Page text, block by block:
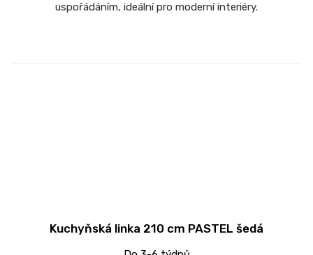
uspořádáním, ideální pro moderní interiéry.
Kuchyňská linka 210 cm PASTEL šedá